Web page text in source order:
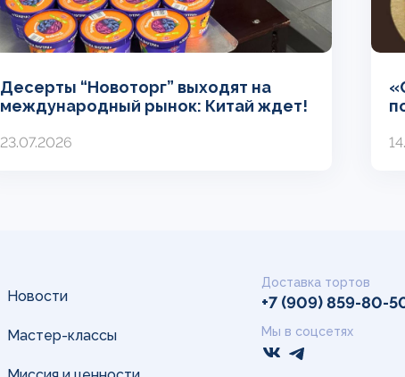
Десерты “Новоторг” выходят на
международный рынок: Китай ждет!
23.07.2026
Новости
Мастер-классы
Доставка тортов
+7 (909) 859-80-
Мы в соцсетях